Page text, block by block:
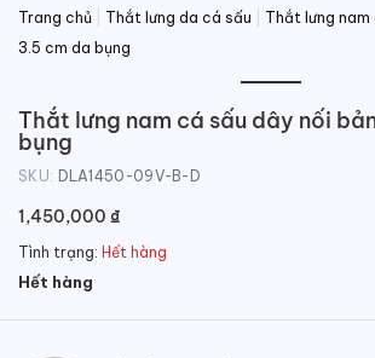
Trang chủ Thắt lưng da cá sấu
Thắt lưng nam
3.5 cm da bụng
Thắt lưng nam cá sấu dây nối
bụng
SKU: DLA1450-09V-B-D
1,450,000 ₫
Tình trạng: Hết hàng
Hết hàng